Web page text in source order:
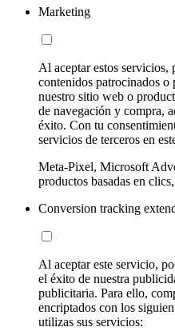
Marketing
Al aceptar estos servicios,
contenidos patrocinados o
nuestro sitio web o
de navegación y compra,
éxito. Con tu
servicios de terceros en
Meta-Pixel, Microsoft
productos basadas en
Conversion tracking
Al aceptar este servicio,
el éxito de nuestra
publicitaria. Para ello,
encriptados con los
utilizas sus servicios: